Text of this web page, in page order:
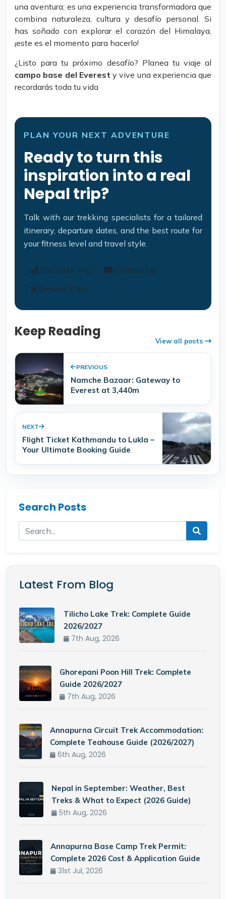
una aventura; es una experiencia transformadora que
combina naturaleza, cultura y desafío personal. Si
has soñado con explorar el corazón del Himalaya,
¡este es el momento para hacerlo!
¿Listo para tu próximo desafío? Planea tu viaje al
campo base del Everest y vive una experiencia que
recordarás toda tu vida
PLAN YOUR NEXT ADVENTURE
Ready to turn this
inspiration into a real
Nepal trip?
Talk with our trekking specialists for a tailored
itinerary, departure dates, and the best route for
your fitness level and travel style.
Plan Your Trip
Contact Us
Browse Trips
Keep Reading
View all posts
PREVIOUS
Namche Bazaar: Gateway to
Everest at 3,440m
NEXT
Flight Ticket Kathmandu to Lukla –
Your Ultimate Booking Guide
Search Posts
Latest From Blog
Tilicho Lake Trek: Complete Guide
2026/2027
7th Aug, 2026
Ghorepani Poon Hill Trek: Complete
Guide 2026/2027
7th Aug, 2026
Annapurna Circuit Trek Accommodation:
Complete Teahouse Guide (2026/2027)
6th Aug, 2026
Nepal in September: Weather, Best
Treks & What to Expect (2026 Guide)
5th Aug, 2026
Annapurna Base Camp Trek Permit:
Complete 2026 Cost & Application Guide
31st Jul, 2026